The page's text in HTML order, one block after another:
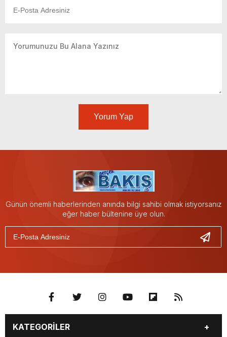
Yorum Yap
Günün önemli haberlerinden anında bilgi sahibi olmak istiyorsanız
eğer haber bültenine üye olun.
KATEGORİLER